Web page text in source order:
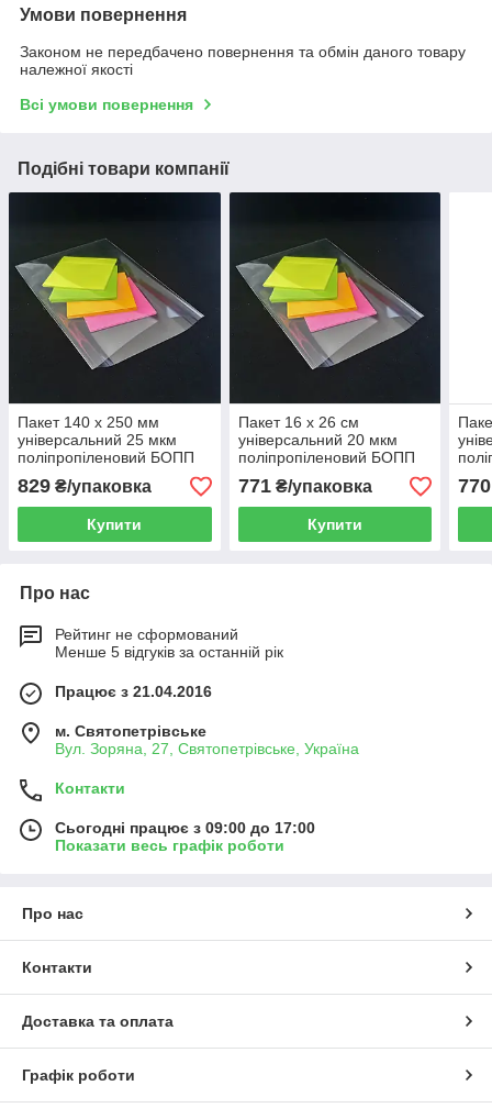
Умови повернення
Законом не передбачено повернення та обмін даного товару
належної якості
Всі умови повернення
Подібні товари компанії
Пакет 140 x 250 мм
універсальний 25 мкм
поліпропіленовий БОПП
1000 шт
829 ₴/упаковка
Купити
Пакет 16 x 26 см
універсальний 20 мкм
поліпропіленовий БОПП
1000 шт
771₴/упаковка
Купити
770
Про нас
Рейтинг не сформований
Менше 5 відгуків за останній рік
Працює з 21.04.2016
м. Святопетрівське
Вул. Зоряна, 27, Святопетрівське, Україна
Контакти
Сьогодні працює з 09:00 до 17:00
Показати весь графік роботи
Про нас
Контакти
Доставка та оплата
Графік роботи